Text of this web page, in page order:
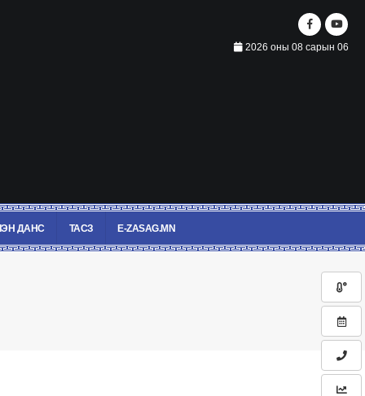
2026 оны 08 сарын 06
ДАНС ТАСЗ E-ZASAG.MN